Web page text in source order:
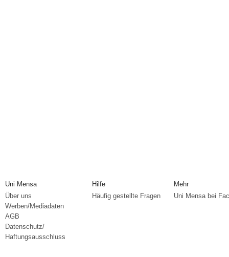
Uni Mensa
Über uns
Werben/Mediadaten
AGB
Datenschutz/
Haftungsausschluss
Hilfe
Häufig gestellte Fragen
Mehr
Uni Mensa bei